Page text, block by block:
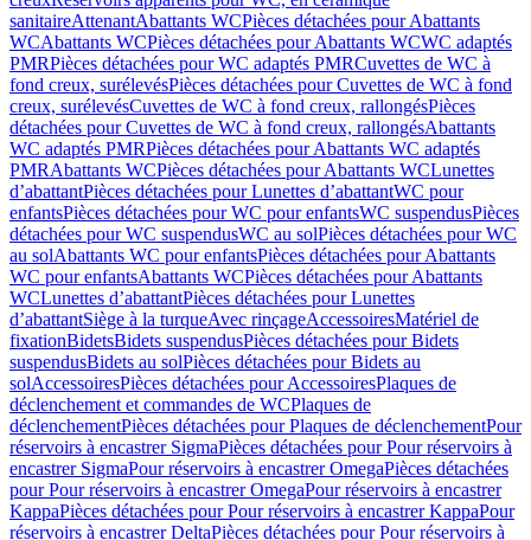
sanitaireAttenantAbattants WCPièces détachées pour Abattants
WCAbattants WCPièces détachées pour Abattants WCWC adaptés
PMRPièces détachées pour WC adaptés PMRCuvettes de WC à
fond creux, surélevésPièces détachées pour Cuvettes de WC à fond
creux, surélevésCuvettes de WC à fond creux, rallongésPièces
détachées pour Cuvettes de WC à fond creux, rallongésAbattants
WC adaptés PMRPièces détachées pour Abattants WC adaptés
PMRAbattants WCPièces détachées pour Abattants WCLunettes
d’abattantPièces détachées pour Lunettes d’abattantWC pour
enfantsPièces détachées pour WC pour enfantsWC suspendusPièces
détachées pour WC suspendusWC au solPièces détachées pour WC
au solAbattants WC pour enfantsPièces détachées pour Abattants
WC pour enfantsAbattants WCPièces détachées pour Abattants
WCLunettes d’abattantPièces détachées pour Lunettes
d’abattantSiège à la turqueAvec rinçageAccessoiresMatériel de
fixationBidetsBidets suspendusPièces détachées pour Bidets
suspendusBidets au solPièces détachées pour Bidets au
solAccessoiresPièces détachées pour AccessoiresPlaques de
déclenchement et commandes de WCPlaques de
déclenchementPièces détachées pour Plaques de déclenchementPour
réservoirs à encastrer SigmaPièces détachées pour Pour réservoirs à
encastrer SigmaPour réservoirs à encastrer OmegaPièces détachées
pour Pour réservoirs à encastrer OmegaPour réservoirs à encastrer
KappaPièces détachées pour Pour réservoirs à encastrer KappaPour
réservoirs à encastrer DeltaPièces détachées pour Pour réservoirs à